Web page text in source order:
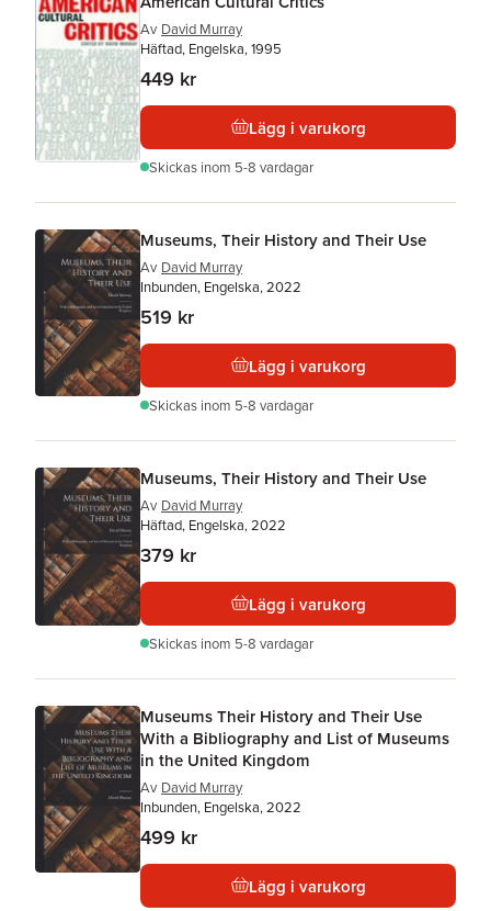
Av David Murray
Häftad, Engelska, 1995
449 kr
Lägg i varukorg
Skickas inom 5-8 vardagar
Museums, Their History and Their Use
Av David Murray
Inbunden, Engelska, 2022
519 kr
Lägg i varukorg
Skickas inom 5-8 vardagar
Museums, Their History and Their Use
Av David Murray
Häftad, Engelska, 2022
379 kr
Lägg i varukorg
Skickas inom 5-8 vardagar
Museums Their History and Their Use
With a Bibliography and List of Museums
in the United Kingdom
Av David Murray
Inbunden, Engelska, 2022
499 kr
Lägg i varukorg